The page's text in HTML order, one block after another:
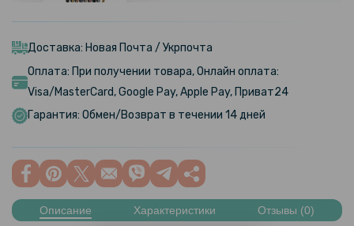
Ремешок Milanese Magnetic для Xiaomi Smart Band 9
1 296 грн
1 449 грн
IP-камера видеонаблюдения Hoco D1 indor PTZ HD с микрофоном и
динамиком, White
289 грн
Металлический ремешок Milanese Magnetic для смарт-часов
Xiaomi Redmi Watch 4
Доставка: Новая Почта / Укрпочта
Оплата: При получении товара, Онлайн оплата:
Visa/MasterCard, Google Pay, Apple Pay, Приват24
Гарантия: Обмен/Возврат в течении 14 дней
Описание Характеристики Отзывы (0)